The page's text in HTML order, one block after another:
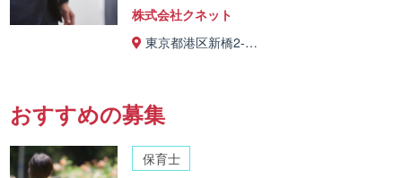
株式会社クネット
東京都港区新橋2-…
おすすめの募集
保育士